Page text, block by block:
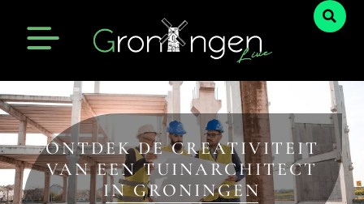
ONTDEK DE CREATIVITEIT
VAN EEN TUINARCHITECT
IN GRONINGEN